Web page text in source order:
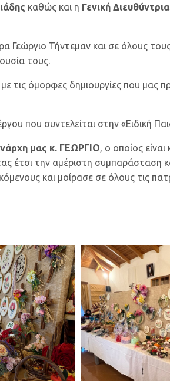
καθώς και η Γενική
Γεώργιο Τήντεμαν και σε όλους
τους.
τις όμορφες δημιουργίες που μας
που συντελείται στην «Ειδική
μας κ. ΓΕΩΡΓΙΟ, ο οποίος
έτσι την αμέριστη συμπαράσταση
και μοίρασε σε όλους τις